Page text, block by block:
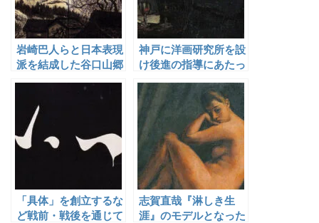
岩崎巴人らと日本表現
派を結成した谷口山郷
神戸に洋画研究所を設
け後進の指導にあたっ
「具体」を創立するな
ど戦前・戦後を通じて
志賀直哉『淋しき生
涯』のモデルとなった